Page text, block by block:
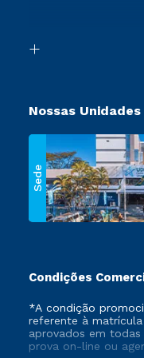
Segunda Graduação
Nossas Unidades
Sede
Condições
*A condição
referente à
aprovados em
prova on-line ou